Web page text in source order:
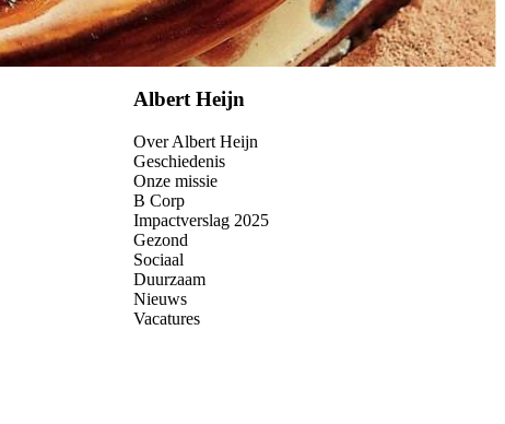
Albert Heijn
Over Albert Heijn
Geschiedenis
Onze missie
B Corp
Impactverslag 2025
Gezond
Sociaal
Duurzaam
Nieuws
Vacatures